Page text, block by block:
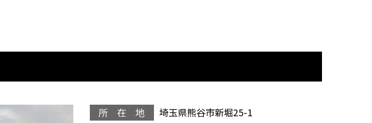
所在地
埼玉県熊谷市新堀25-1